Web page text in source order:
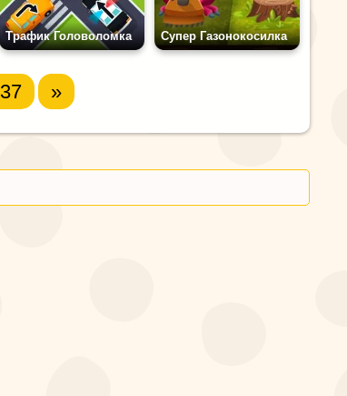
Трафик Головоломка Супер Газонокосилка
37 »